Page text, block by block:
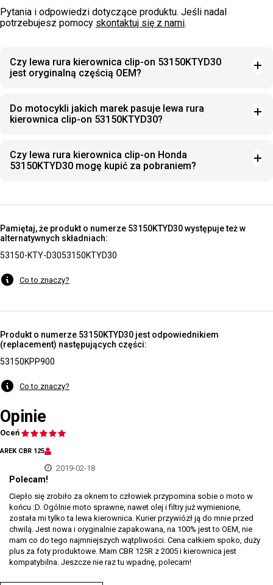
Pytania i odpowiedzi dotyczące produktu. Jeśli nadal
potrzebujesz pomocy skontaktuj się z nami.
Czy lewa rura kierownica clip-on 53150KTYD30
jest oryginalną częścią OEM?
Do motocykli jakich marek pasuje lewa rura
kierownica clip-on 53150KTYD30?
Czy lewa rura kierownica clip-on Honda
53150KTYD30 mogę kupić za pobraniem?
Pamiętaj, że produkt o numerze 53150KTYD30 występuje też w
alternatywnych składniach:
53150-KTY-D3053150KTYD30
Co to znaczy?
Produkt o numerze 53150KTYD30 jest odpowiednikiem
(replacement) następujących części:
53150KPP900
Co to znaczy?
Opinie
Oceń
AREK CBR 125
2019-02-18
Polecam!
Ciepło się zrobiło za oknem to człowiek przypomina sobie o moto w
końcu :D. Ogólnie moto sprawne, nawet olej i filtry już wymienione,
została mi tylko ta lewa kierownica. Kurier przywiózł ją do mnie przed
chwilą. Jest nowa i oryginalnie zapakowana, na 100% jest to OEM, nie
mam co do tego najmniejszych wątpliwości. Cena całkiem spoko, duży
plus za foty produktowe. Mam CBR 125R z 2005 i kierownica jest
kompatybilna. Jeszcze nie raz tu wpadnę, polecam!